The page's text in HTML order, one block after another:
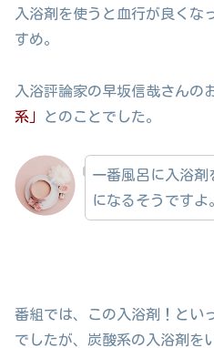
入浴剤を使うと血行が良くな
すめ。
入浴評論家の早坂信哉さんの
系」
とのことでした。
一番風呂に入浴剤
になるそうですよ
番組では、この入浴剤！とい
でしたが、炭酸系の入浴剤を